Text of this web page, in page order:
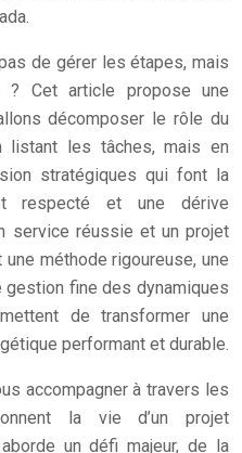
de gérer les étapes, mais
? Cet article propose une
décomposer le rôle du
listant les tâches, mais en
stratégiques qui font la
respecté et une dérive
service réussie et un projet
méthode rigoureuse, une
fine des dynamiques
de transformer une
performant et durable.
accompagner à travers les
la vie d’un projet
un défi majeur, de la